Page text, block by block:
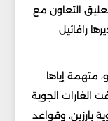
التعاون مع
رافائيل
عملية ضد إيران في 13 يونيو، متهمة إياها
الغارات الجوية
بارزين، وقواعد